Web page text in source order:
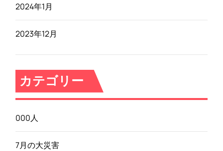
2024年1月
2023年12月
カテゴリー
000人
7月の大災害